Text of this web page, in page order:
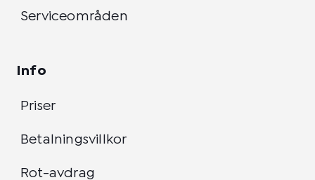
Serviceområden
Info
Priser
Betalningsvillkor
Rot-avdrag